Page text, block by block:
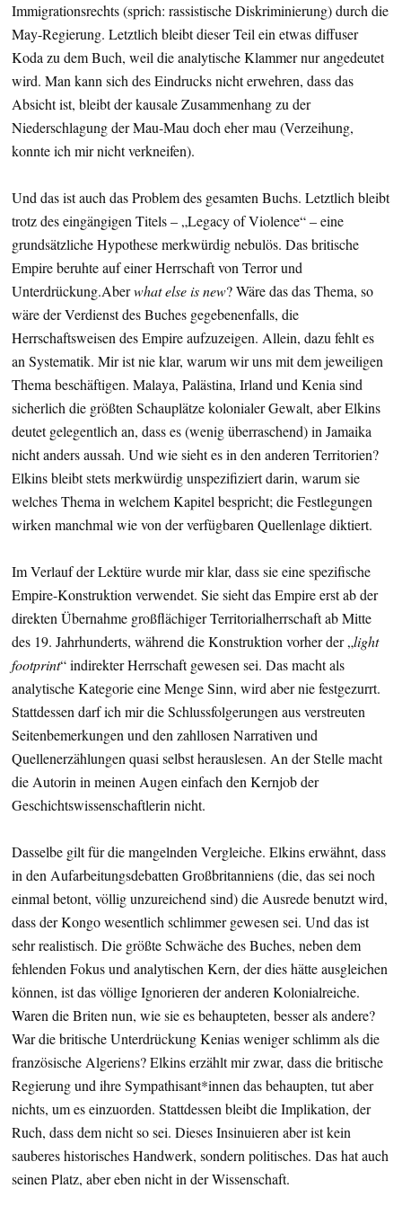
Immigrationsrechts (sprich: rassistische Diskriminierung) durch die
May-Regierung. Letztlich bleibt dieser Teil ein etwas diffuser
Koda zu dem Buch, weil die analytische Klammer nur angedeutet
wird. Man kann sich des Eindrucks nicht erwehren, dass das
Absicht ist, bleibt der kausale Zusammenhang zu der
Niederschlagung der Mau-Mau doch eher mau (Verzeihung,
konnte ich mir nicht verkneifen).
Und das ist auch das Problem des gesamten Buchs. Letztlich bleibt
trotz des eingängigen Titels – „Legacy of Violence“ – eine
grundsätzliche Hypothese merkwürdig nebulös. Das britische
Empire beruhte auf einer Herrschaft von Terror und
Unterdrückung.Aberwhat else is new? Wäre das das Thema, so
wäre der Verdienst des Buches gegebenenfalls, die
Herrschaftsweisen des Empire aufzuzeigen. Allein, dazu fehlt es
an Systematik. Mir ist nie klar, warum wir uns mit dem jeweiligen
Thema beschäftigen. Malaya, Palästina, Irland und Kenia sind
sicherlich die größten Schauplätze kolonialer Gewalt, aber Elkins
deutet gelegentlich an, dass es (wenig überraschend) in Jamaika
nicht anders aussah. Und wie sieht es in den anderen Territorien?
Elkins bleibt stets merkwürdig unspezifiziert darin, warum sie
welches Thema in welchem Kapitel bespricht; die Festlegungen
wirken manchmal wie von der verfügbaren Quellenlage diktiert.
Im Verlauf der Lektüre wurde mir klar, dass sie eine spezifische
Empire-Konstruktion verwendet. Sie sieht das Empire erst ab der
direkten Übernahme großflächiger Territorialherrschaft ab Mitte
des 19. Jahrhunderts, während die Konstruktion vorher der „light
footprint“ indirekter Herrschaft gewesen sei. Das macht als
analytische Kategorie eine Menge Sinn, wird aber nie festgezurrt.
Stattdessen darf ich mir die Schlussfolgerungen aus verstreuten
Seitenbemerkungen und den zahllosen Narrativen und
Quellenerzählungen quasi selbst herauslesen. An der Stelle macht
die Autorin in meinen Augen einfach den Kernjob der
Geschichtswissenschaftlerin nicht.
Dasselbe gilt für die mangelnden Vergleiche. Elkins erwähnt, dass
in den Aufarbeitungsdebatten Großbritanniens (die, das sei noch
einmal betont, völlig unzureichend sind) die Ausrede benutzt wird,
dass der Kongo wesentlich schlimmer gewesen sei. Und das ist
sehr realistisch. Die größte Schwäche des Buches, neben dem
fehlenden Fokus und analytischen Kern, der dies hätte ausgleichen
können, ist das völlige Ignorieren der anderen Kolonialreiche.
Waren die Briten nun, wie sie es behaupteten, besser als andere?
War die britische Unterdrückung Kenias weniger schlimm als die
französische Algeriens? Elkins erzählt mir zwar, dass die britische
Regierung und ihre Sympathisant*innen das behaupten, tut aber
nichts, um es einzuorden. Stattdessen bleibt die Implikation, der
Ruch, dass dem nicht so sei. Dieses Insinuieren aber ist kein
sauberes historisches Handwerk, sondern politisches. Das hat auch
seinen Platz, aber eben nicht in der Wissenschaft.